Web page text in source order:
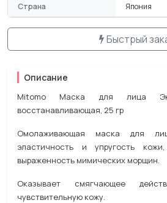
Страна
Япония
Быстрый
Описание
Mitomo Маска для лица
восстанавливающая, 25 гр
Омолаживающая маска для
эластичность и упругость
выраженность мимических морщин.
Оказывает смягчающее
чувствительную кожу.